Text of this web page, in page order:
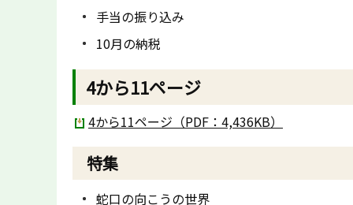
手当の振り込み
10月の納税
4から11ページ
4から11ページ（PDF：4,436KB）
特集
蛇口の向こうの世界